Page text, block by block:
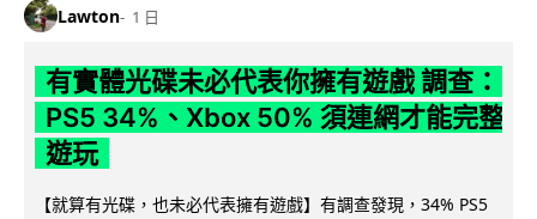
Lawton 1 日
有實體光碟未必代表你擁有遊戲 調查：
PS5 34%、Xbox 50% 須連網才能完整
遊玩
【就算有光碟，也未必代表擁有遊戲】有調查發現，34% PS5